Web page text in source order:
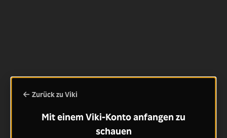
Zurück zu Viki
Mit einem Viki-Konto anfangen zu
schauen